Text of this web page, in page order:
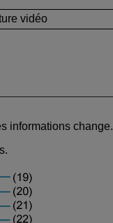
vidéo
informations change.